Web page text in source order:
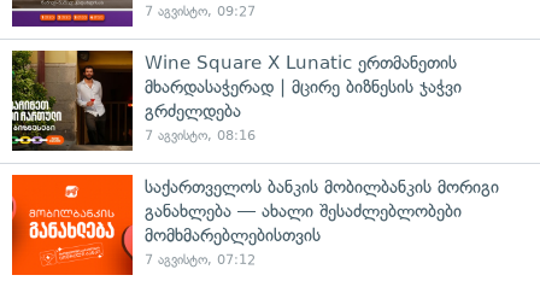
7 აგვისტო, 09:27
Wine Square X Lunatic ერთმანეთის
მხარდასაჭერად | მცირე ბიზნესის ჯაჭვი
გრძელდება
7 აგვისტო, 08:16
საქართველოს ბანკის მობილბანკის მორიგი
განახლება — ახალი შესაძლებლობები
მომხმარებლებისთვის
7 აგვისტო, 07:12